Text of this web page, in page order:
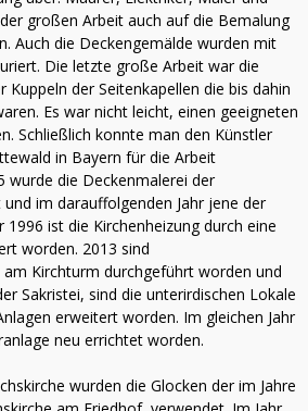
großen Arbeit auch auf die Bemalung
Auch die Deckengemälde wurden mit
Die letzte große Arbeit war die
Kuppeln der Seitenkapellen die bis dahin
Es war nicht leicht, einen geeigneten
Schließlich konnte man den Künstler
in Bayern für die Arbeit
wurde die Deckenmalerei der
im darauffolgenden Jahr jene der
1996 ist die Kirchenheizung durch eine
worden. 2013 sind
Kirchturm durchgeführt worden und
Sakristei, sind die unterirdischen Lokale
erweitert worden. Im gleichen Jahr
neu errichtet worden.
wurden die Glocken der im Jahre